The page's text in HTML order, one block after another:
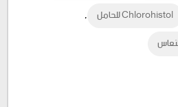
Chlorohistol للحامل ,